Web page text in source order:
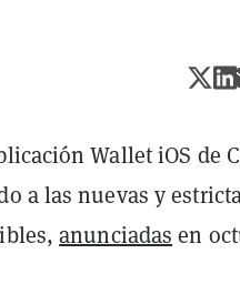
Wallet iOS de
a las nuevas y
anunciadas en